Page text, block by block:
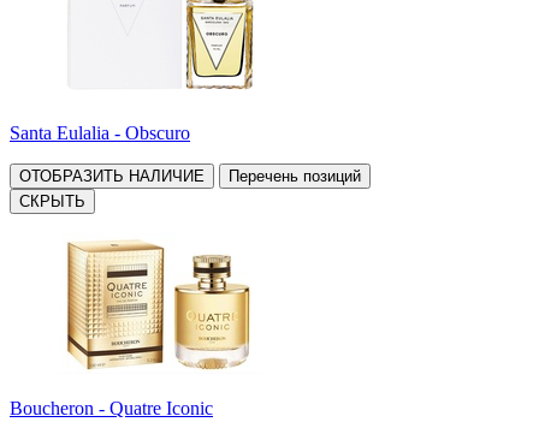
Santa Eulalia - Obscuro
ОТОБРАЗИТЬ НАЛИЧИЕ
Перечень позиций
СКРЫТЬ
Boucheron - Quatre Iconic